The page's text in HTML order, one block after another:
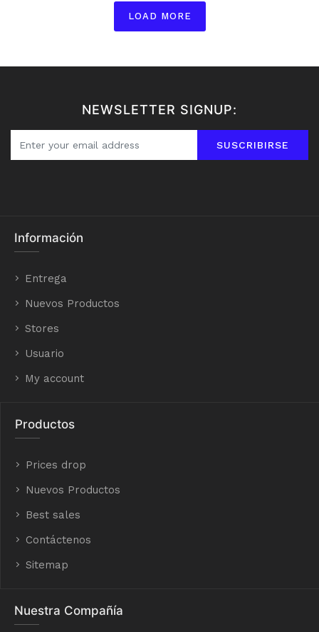
LOAD MORE
NEWSLETTER SIGNUP:
SUSCRIBIRSE
Información
Entrega
Nuevos Productos
Stores
Usuario
My account
Productos
Prices drop
Nuevos Productos
Best sales
Contáctenos
Sitemap
Nuestra Compañía